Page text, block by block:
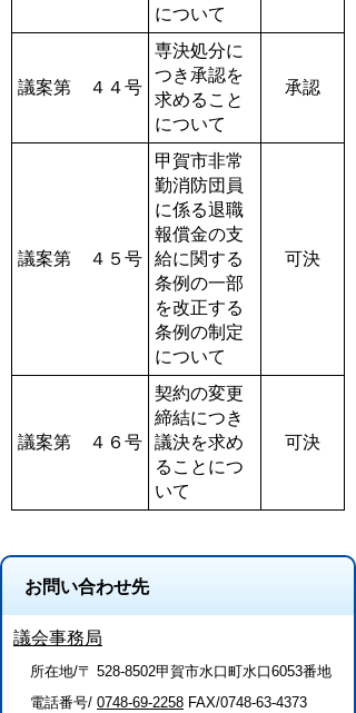
について
議案第 ４４号
専決処分に
つき承認を
求めること
について
承認
議案第 ４５号
甲賀市非常
勤消防団員
に係る退職
報償金の支
給に関する
条例の一部
を改正する
条例の制定
について
可決
議案第 ４６号
契約の変更
締結につき
議決を求め
ることにつ
いて
可決
お問い合わせ先
議会事務局
所在地/〒 528-8502甲賀市水口町水口6053番地
電話番号/ 0748-69-2258 FAX/0748-63-4373